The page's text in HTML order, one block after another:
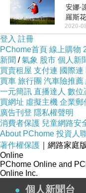
安娜·
羅斯
2020-
登入 註冊
PChome首頁 線上購物
新聞 /氣象 股市 個人新
買賣租屋 支付連 國際連
買車 旅行團 汽車險推薦
一元簡訊 直播達人 數位
買網址 虛擬主機 企業郵
廣告刊登 隱私權聲明
消費者保護 兒童網路安
About PChome 投資人
著作權保護 ｜網路家庭
Online
PChome Online and
Online Inc.
個人新聞台